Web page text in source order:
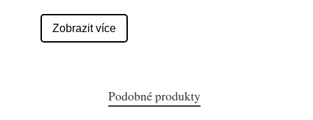
Zobrazit více
Podobné produkty